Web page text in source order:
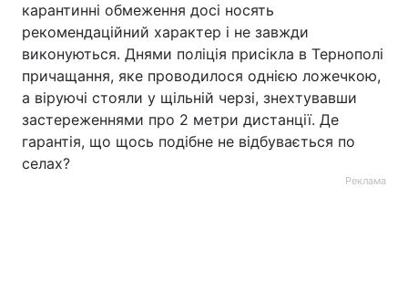
карантинні обмеження досі носять
рекомендаційний характер і не завжди
виконуються. Днями поліція присікла в Тернополі
причащання, яке проводилося однією ложечкою,
а віруючі стояли у щільній черзі, знехтувавши
застереженнями про 2 метри дистанції. Де
гарантія, що щось подібне не відбувається по
селах?
Реклама